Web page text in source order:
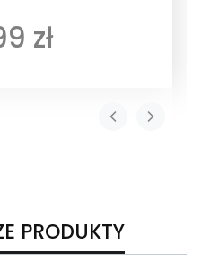
zł
PRODUKTY